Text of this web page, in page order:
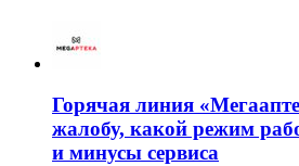
Горячая линия
жалобу, какой режим
и минусы сервиса